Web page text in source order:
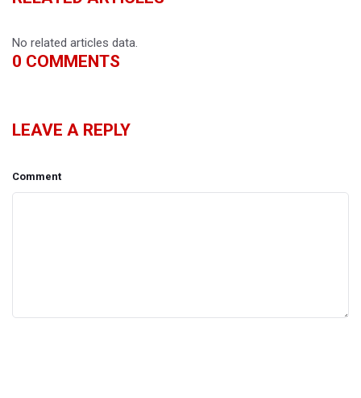
No related articles data.
0 COMMENTS
LEAVE A REPLY
Comment